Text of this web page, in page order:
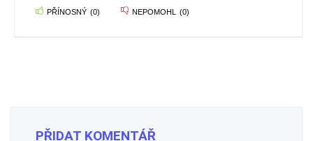
PŘÍNOSNÝ (0) NEPOMOHL (0)
PŘIDAT KOMENTÁŘ